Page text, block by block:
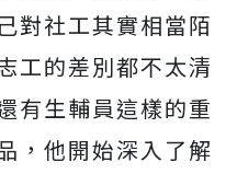
對社工其實相當陌
工的差別都不太清
有生輔員這樣的重
， 他開始深入了解